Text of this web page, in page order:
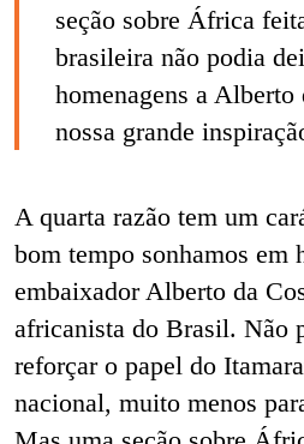
seção sobre África
brasileira não podia
homenagens a Alberto
nossa grande
A quarta razão tem um
bom tempo sonhamos em
embaixador Alberto da
africanista do Brasil. Não
reforçar o papel do
nacional, muito menos